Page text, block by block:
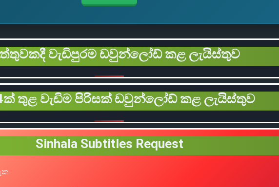
වැඩිපුරම ඩවුන්ලෝඩ් කළ ලැයිස්තුව
තුළ වැඩිම පිරිසක් ඩවුන්ලෝඩ් කළ ලැයිස්තුව
Sinhala Subtitles Request